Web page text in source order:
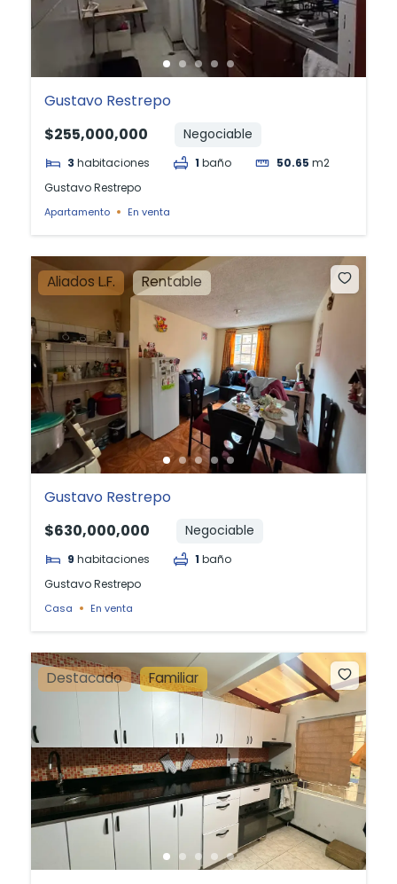
Gustavo Restrepo
$255,000,000
Negociable
3 habitaciones 1 baño 50.65 m2
Gustavo Restrepo
Apartamento En venta
Aliados L.F. Rentable
Gustavo Restrepo
$630,000,000
Negociable
9 habitaciones 1 baño
Gustavo Restrepo
Casa En venta
Destacado Familiar